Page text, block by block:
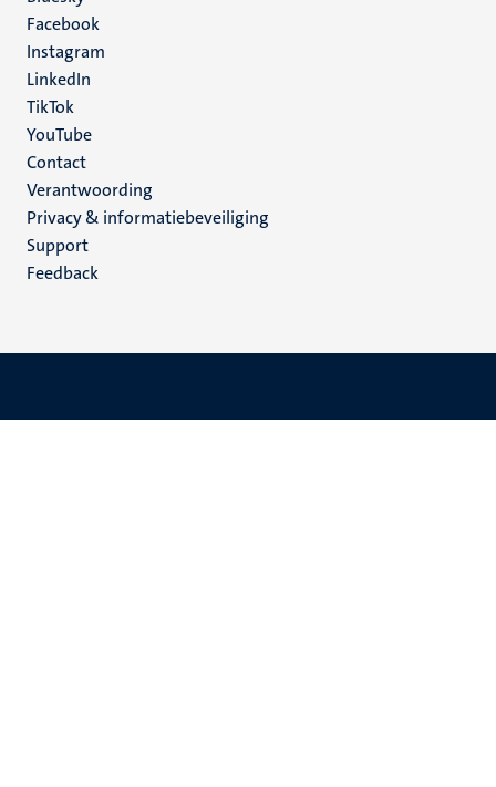
media
Facebook
Instagram
LinkedIn
TikTok
YouTube
Menu
footer
(NL)
Contact
Verantwoording
Privacy & informatiebeveiliging
Support
Feedback